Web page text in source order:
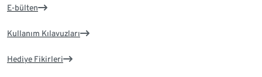
E-bülten
Kullanım Kılavuzları
Hediye Fikirleri